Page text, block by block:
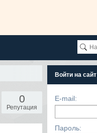
0
Репутация
Войти на сайт
E-mail:
Пароль: